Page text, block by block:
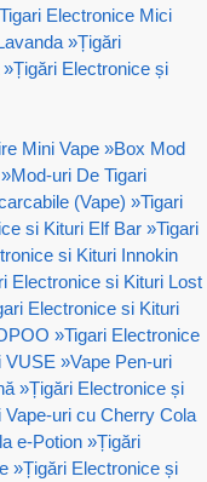
Electronice Mici
»Țigări
»Țigări Electronice și
Mini Vape »Box Mod
»Mod-uri De Tigari
(Vape) »Tigari
si Kituri Elf Bar »Tigari
si Kituri Innokin
Electronice si Kituri Lost
Electronice si Kituri
»Tigari Electronice
VUSE »Vape Pen-uri
»Țigări Electronice și
uri cu Cherry Cola
e-Potion »Țigări
»Țigări Electronice și